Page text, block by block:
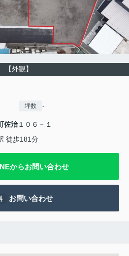
【外観】
坪数 -
佐治１０６－１
徒歩181分
からお問い合わせ
お問い合わせ